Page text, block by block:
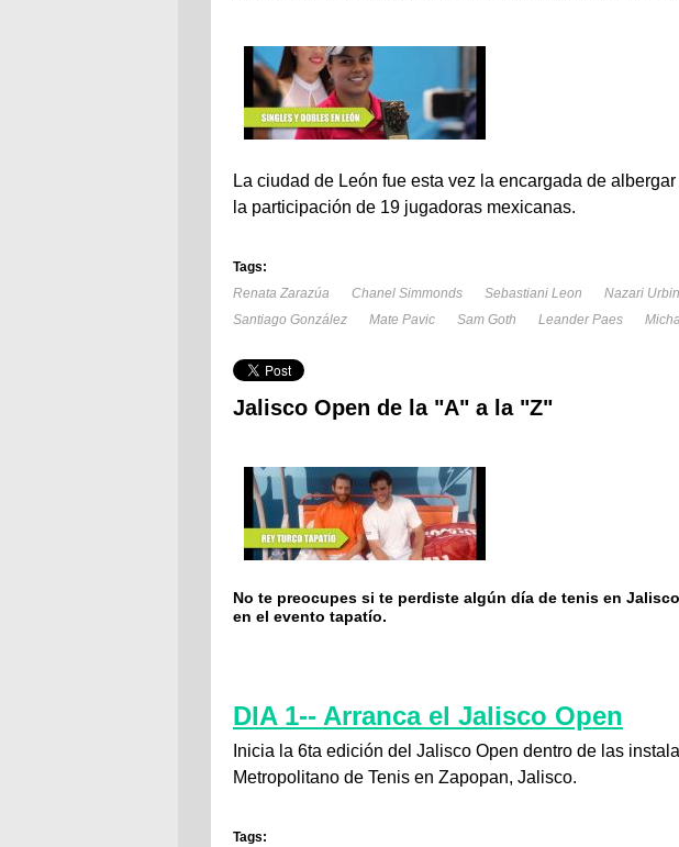
La ciudad de León fue esta vez la encargada de
la participación de 19 jugadoras mexicanas.
Tags:
Renata Zarazúa
Chanel Simmonds Sebastiani Leon Nazari
Santiago González
Mate Pavic Sam Goth Leander Paes
Jalisco Open de la "A" a la "Z"
No te preocupes si te perdiste algún día de tenis en
en el evento tapatío.
DIA 1-- Arranca el Jalisco Open
Inicia la 6ta edición del Jalisco Open dentro de las
Metropolitano de Tenis en Zapopan, Jalisco.
Tags: